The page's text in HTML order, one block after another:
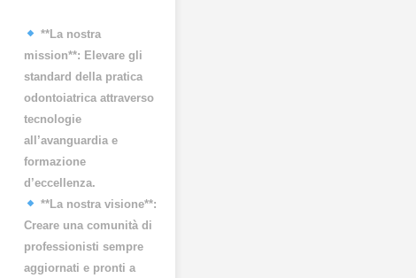
**La nostra
mission**: Elevare gli
standard della pratica
odontoiatrica attraverso
tecnologie
all’avanguardia e
formazione
d’eccellenza.
**La nostra visione**:
Creare una comunità di
professionisti sempre
aggiornati e pronti a